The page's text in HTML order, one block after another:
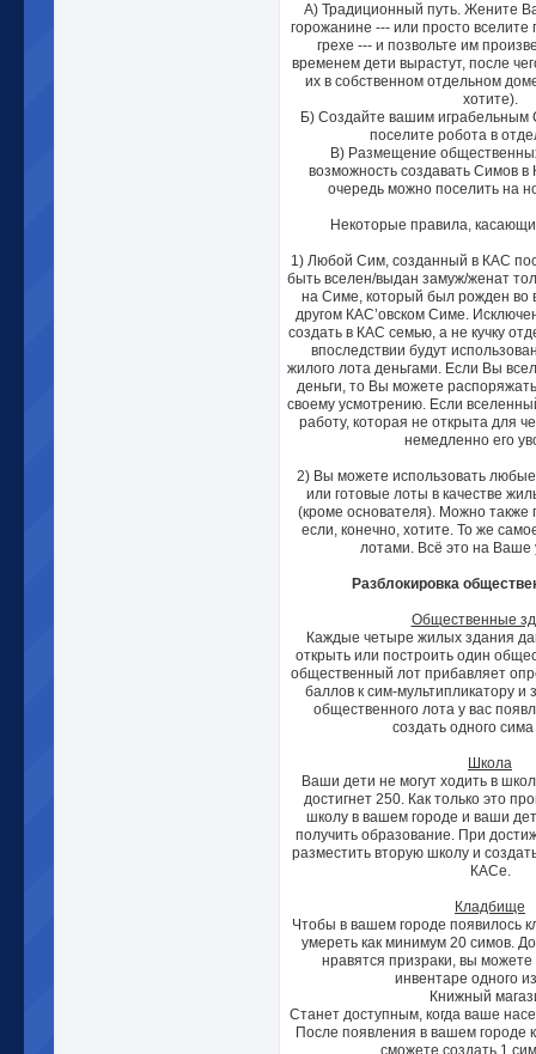
А) Традиционный путь. Жените
горожанине --- или просто вселите
грехе --- и позвольте им
временем дети вырастут, после
их в собственном отдельном
хотите).
Б) Создайте вашим играбельным
поселите робота в
В) Размещение
возможность создавать Симов
очередь можно поселить на
Некоторые правила,
1) Любой Сим, созданный в КАС
быть вселен/выдан замуж/женат
на Симе, который был рожден во
другом КАС’овском Симе.
создать в КАС семью, а не кучку
впоследствии будут
жилого лота деньгами. Если Вы
деньги, то Вы можете
своему усмотрению. Если
работу, которая не открыта для
немедленно его
2) Вы можете использовать
или готовые лоты в качестве
(кроме основателя). Можно также
если, конечно, хотите. То же
лотами. Всё это на Ваше
Разблокировка
Общественные
Каждые четыре жилых здания
открыть или построить один
общественный лот прибавляет
баллов к сим-мультипликатору и
общественного лота у вас
создать одного
Школа
Ваши дети не могут ходить в
достигнет 250. Как только это
школу в вашем городе и ваши
получить образование. При
разместить вторую школу и
КАСе.
Кладбище
Чтобы в вашем городе появилось
умереть как минимум 20 симов.
нравятся призраки, вы
инвентаре одного
Книжный
Станет доступным, когда ваше
После появления в вашем городе
сможете создать 1